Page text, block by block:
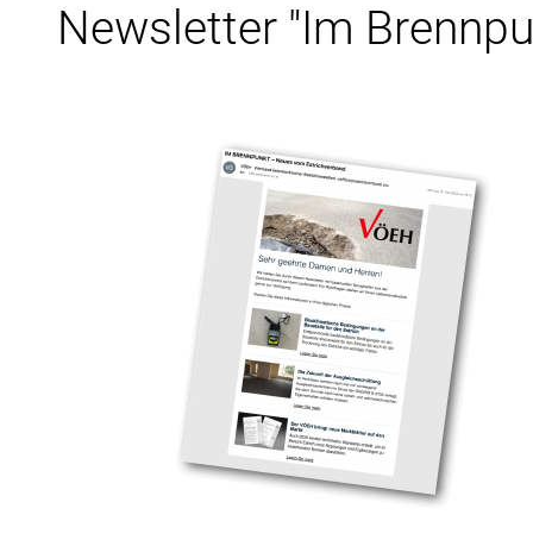
Newsletter "Im